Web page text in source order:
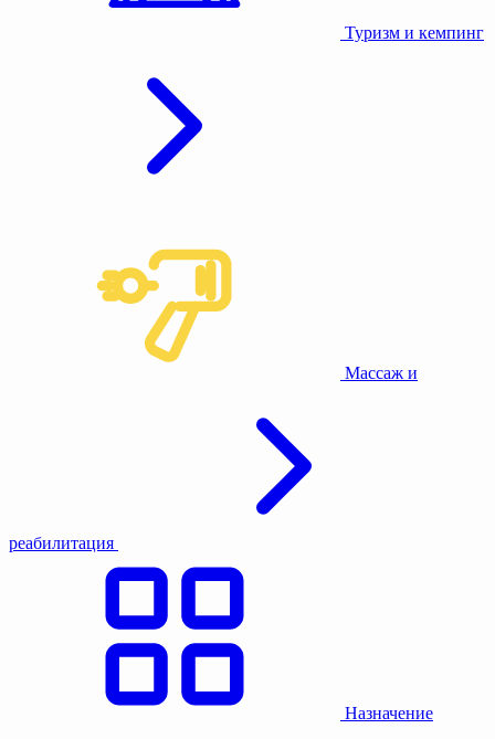
Туризм и кемпинг
Массаж и
реабилитация
Назначение